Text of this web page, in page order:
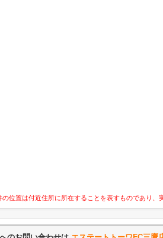
位置は付近住所に所在することを表すものであり、